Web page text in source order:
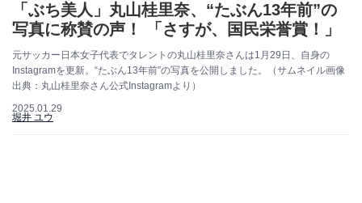
「ぶち美人」丸山桂里奈、“たぶん13年前”の
写真に称賛の声！ 「さすが、国民栄誉賞！」
元サッカー日本女子代表でタレントの丸山桂里奈さんは1月29日、自身の
Instagramを更新。“たぶん13年前”の写真を公開しました。（サムネイル画像
出典：丸山桂里奈さん公式Instagramより）
2025.01.29
堀井 ユウ